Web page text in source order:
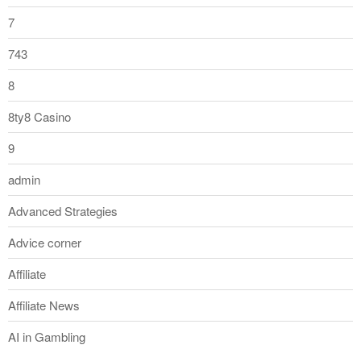
7
743
8
8ty8 Casino
9
admin
Advanced Strategies
Advice corner
Affiliate
Affiliate News
AI in Gambling